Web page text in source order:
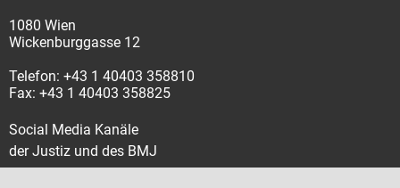
1080 Wien
Wickenburggasse 12
Telefon: +43 1 40403 358810
Fax: +43 1 40403 358825
Social Media Kanäle
der Justiz und des BMJ